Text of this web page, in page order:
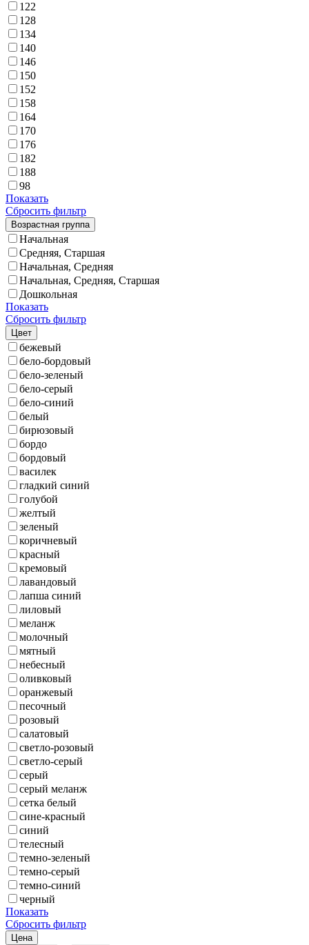
122
128
134
140
146
150
152
158
164
170
176
182
188
98
Показать
Сбросить фильтр
Возрастная группа
Начальная
Средняя, Старшая
Начальная, Средняя
Начальная, Средняя, Старшая
Дошкольная
Показать
Сбросить фильтр
Цвет
бежевый
бело-бордовый
бело-зеленый
бело-серый
бело-синий
белый
бирюзовый
бордо
бордовый
василек
гладкий синий
голубой
желтый
зеленый
коричневый
красный
кремовый
лавандовый
лапша синий
лиловый
меланж
молочный
мятный
небесный
оливковый
оранжевый
песочный
розовый
салатовый
светло-розовый
светло-серый
серый
серый меланж
сетка белый
сине-красный
синий
телесный
темно-зеленый
темно-серый
темно-синий
черный
Показать
Сбросить фильтр
Цена